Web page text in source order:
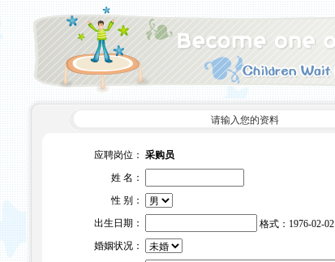
请输入您的资料
应聘岗位： 采购员
姓 名：
性 别：
出生日期：
格式：1976-02-02
婚姻状况：